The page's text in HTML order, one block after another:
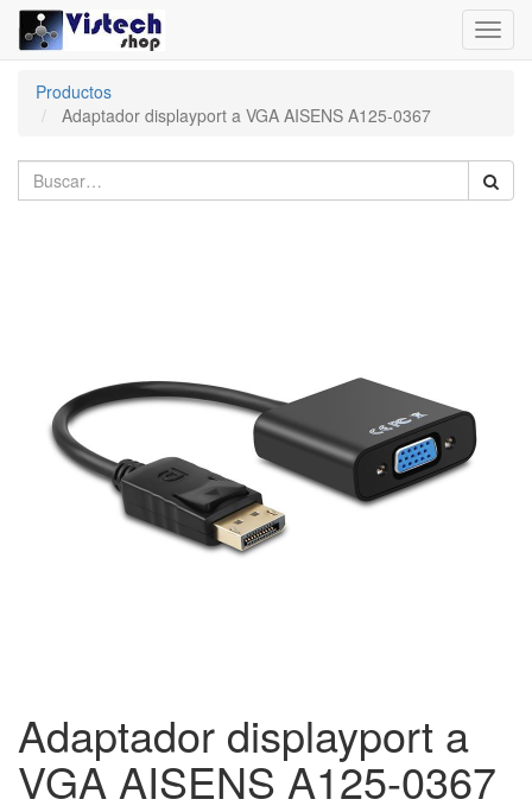
Productos
Adaptador displayport a VGA AISENS A125-0367
Adaptador displayport a
VGA AISENS A125-0367